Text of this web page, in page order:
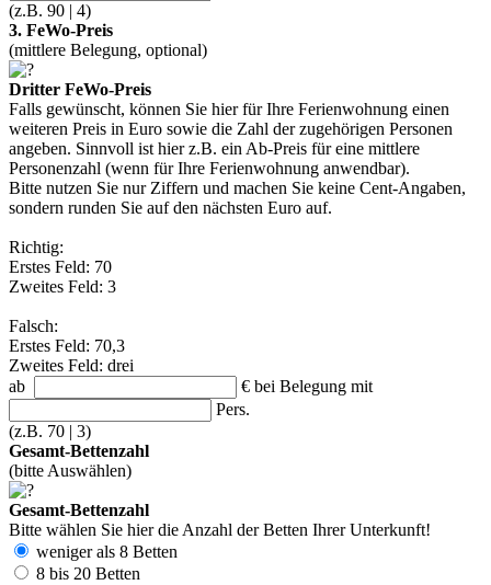
(z.B. 90 | 4)
3. FeWo-Preis
(mittlere Belegung, optional)
Dritter FeWo-Preis
Falls gewünscht, können Sie hier für Ihre Ferienwohnung einen
weiteren Preis in Euro sowie die Zahl der zugehörigen Personen
angeben. Sinnvoll ist hier z.B. ein Ab-Preis für eine mittlere
Personenzahl (wenn für Ihre Ferienwohnung anwendbar).
Bitte nutzen Sie nur Ziffern und machen Sie keine Cent-Angaben,
sondern runden Sie auf den nächsten Euro auf.
Richtig:
Erstes Feld: 70
Zweites Feld: 3
Falsch:
Erstes Feld: 70,3
Zweites Feld: drei
ab
€ bei Belegung mit
Pers.
(z.B. 70 | 3)
Gesamt-Bettenzahl
(bitte Auswählen)
Gesamt-Bettenzahl
Bitte wählen Sie hier die Anzahl der Betten Ihrer Unterkunft!
weniger als 8 Betten
8 bis 20 Betten